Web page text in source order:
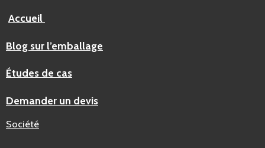
Accueil
Blog sur l’emballage
Études de cas
Demander un devis
Société